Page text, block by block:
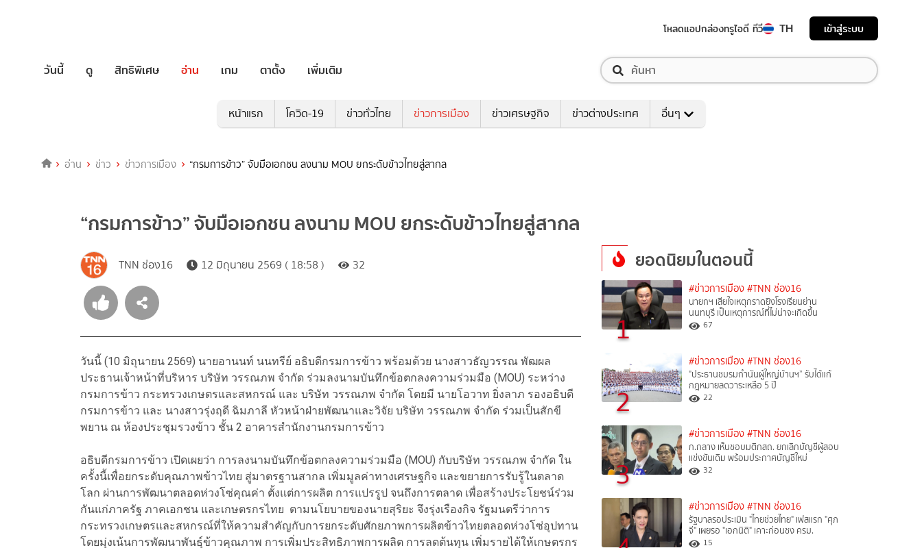
โหลดแอปกล่องทรูไอดี ทีวี TH เข้าสู่ระบบ
วันนี้ ดู สิทธิพิเศษ อ่าน เกม ตาตั้ง เพิ่มเติม
หน้าแรก โควิด-19 ข่าวทั่วไทย ข่าวการเมือง ข่าวเศรษฐกิจ ข่าวต่างประเทศ อื่นๆ
อ่าน ข่าว ข่าวการเมือง “กรมการข้าว” จับมือเอกชน ลงนาม MOU ยกระดับข้าวไทยสู่สากล
“กรมการข้าว” จับมือเอกชน ลงนาม MOU ยกระดับข้าวไทยสู่สากล
TNN ช่อง16 12 มิถุนายน 2569 ( 18:58 ) 32
วันนี้ (10 มิถุนายน 2569) นายอานนท์ นนทรีย์ อธิบดีกรมการข้าว พร้อมด้วย นางสาวธัญวรรณ พัฒผล
ประธานเจ้าหน้าที่บริหาร บริษัท วรรณภพ จำกัด ร่วมลงนามบันทึกข้อตกลงความร่วมมือ (MOU) ระหว่าง
กรมการข้าว กระทรวงเกษตรและสหกรณ์ และ บริษัท วรรณภพ จำกัด โดยมี นายโอวาท ยิ่งลาภ รองอธิบดี
กรมการข้าว และ นางสาวรุ่งฤดี ฉิมภาลี หัวหน้าฝ่ายพัฒนาและวิจัย บริษัท วรรณภพ จำกัด ร่วมเป็นสักขี
พยาน ณ ห้องประชุมรวงข้าว ชั้น 2 อาคารสำนักงานกรมการข้าว
อธิบดีกรมการข้าว เปิดเผยว่า การลงนามบันทึกข้อตกลงความร่วมมือ (MOU) กับบริษัท วรรณภพ จำกัด ใน
ครั้งนี้เพื่อยกระดับคุณภาพข้าวไทย สู่มาตรฐานสากล เพิ่มมูลค่าทางเศรษฐกิจ และขยายการรับรู้ในตลาด
โลก ผ่านการพัฒนาตลอดห่วงโซ่คุณค่า ตั้งแต่การผลิต การแปรรูป จนถึงการตลาด เพื่อสร้างประโยชน์ร่วม
กันแก่ภาครัฐ ภาคเอกชน และเกษตรกรไทย ตามนโยบายของนายสุริยะ จึงรุ่งเรืองกิจ รัฐมนตรีว่าการ
กระทรวงเกษตรและสหกรณ์ที่ให้ความสำคัญกับการยกระดับศักยภาพการผลิตข้าวไทยตลอดห่วงโซ่อุปทาน
โดยมุ่งเน้นการพัฒนาพันธุ์ข้าวคุณภาพ การเพิ่มประสิทธิภาพการผลิต การลดต้นทุน เพิ่มรายได้ให้เกษตรกร
ยอดนิยมในตอนนี้
1
#ข่าวการเมือง #TNN ช่อง16
นายกฯ เสียใจเหตุกราดยิงโรงเรียนย่าน
นนทบุรี เป็นเหตุการณ์ที่ไม่น่าจะเกิดขึ้น
67
2
#ข่าวการเมือง #TNN ช่อง16
"ประธานชมรมกำนันผู้ใหญ่บ้านฯ” รับได้แก้
กฎหมายลดวาระเหลือ 5 ปี
22
3
#ข่าวการเมือง #TNN ช่อง16
ก.กลาง เห็นชอบมติกสถ. ยกเลิกบัญชีผู้สอบ
แข่งขันเดิม พร้อมประกาศบัญชีใหม่
32
#ข่าวการเมือง #TNN ช่อง16
รัฐบาลรอประเมิน "ไทยช่วยไทย" เฟสแรก "ศุภ
จี" เผยรอ "เอกนิติ" เคาะก่อนชง ครม.
15